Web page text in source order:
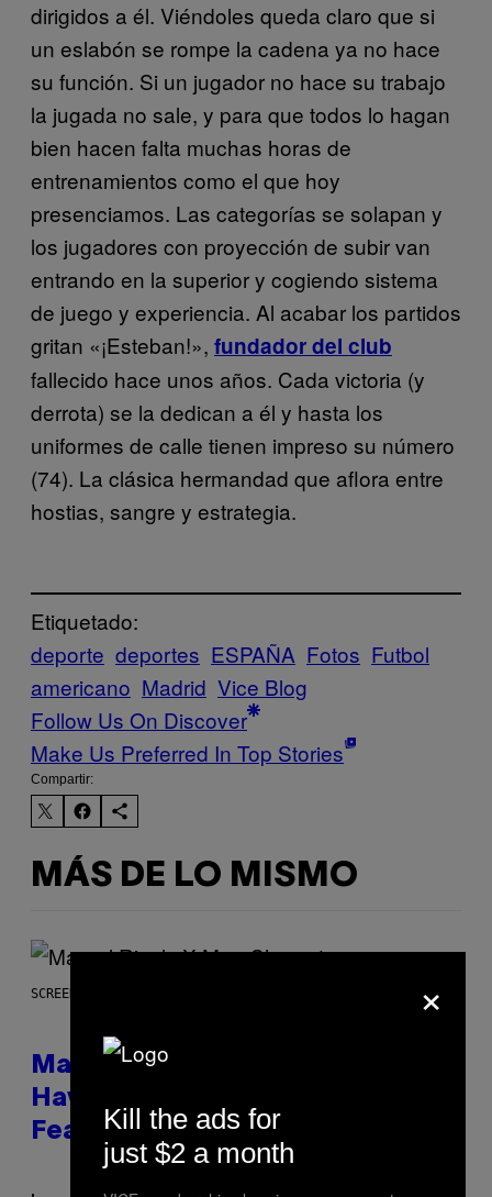
dirigidos a él. Viéndoles queda claro que si
un eslabón se rompe la cadena ya no hace
su función. Si un jugador no hace su trabajo
la jugada no sale, y para que todos lo hagan
bien hacen falta muchas horas de
entrenamientos como el que hoy
presenciamos. Las categorías se solapan y
los jugadores con proyección de subir van
entrando en la superior y cogiendo sistema
de juego y experiencia. Al acabar los partidos
gritan «¡Esteban!», fundador del club
fallecido hace unos años. Cada victoria (y
derrota) se la dedican a él y hasta los
uniformes de calle tienen impreso su número
(74). La clásica hermandad que aflora entre
hostias, sangre y estrategia.
Etiquetado:
deporte deportes ESPAÑA Fotos Futbol
americano Madrid Vice Blog
Follow Us On Discover
Make Us Preferred In Top Stories
Compartir:
MÁS DE LO MISMO
SCREENSHOT: NETEASE, MARVEL
Marvel Rivals Dataminers May
Have Uncovered a Major New
Feature
×
Kill the ads for
just $2 a month